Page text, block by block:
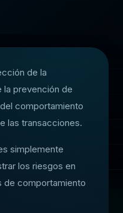
de la
la prevención de
comportamiento
las transacciones.
simplemente
los riesgos en
de comportamiento